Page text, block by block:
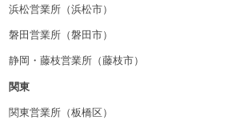
浜松営業所（浜松市）
磐田営業所（磐田市）
静岡・藤枝営業所（藤枝市）
関東
関東営業所（板橋区）